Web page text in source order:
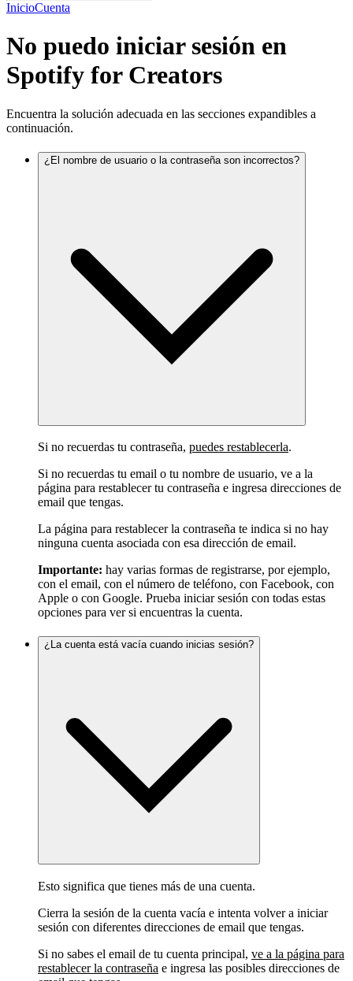
InicioCuenta
No puedo iniciar sesión en
Spotify for Creators
Encuentra la solución adecuada en las secciones expandibles a
continuación.
¿El nombre de usuario o la contraseña son incorrectos?
Si no recuerdas tu contraseña, puedes restablecerla.
Si no recuerdas tu email o tu nombre de usuario, ve a la
página para restablecer tu contraseña e ingresa direcciones de
email que tengas.
La página para restablecer la contraseña te indica si no hay
ninguna cuenta asociada con esa dirección de email.
Importante: hay varias formas de registrarse, por ejemplo,
con el email, con el número de teléfono, con Facebook, con
Apple o con Google. Prueba iniciar sesión con todas estas
opciones para ver si encuentras la cuenta.
¿La cuenta está vacía cuando inicias sesión?
Esto significa que tienes más de una cuenta.
Cierra la sesión de la cuenta vacía e intenta volver a iniciar
sesión con diferentes direcciones de email que tengas.
Si no sabes el email de tu cuenta principal, ve a la página para
restablecer la contraseña e ingresa las posibles direcciones de